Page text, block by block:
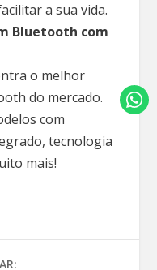
a sua vida.
Bluetooth com
o melhor
do mercado.
com
tecnologia
mais!